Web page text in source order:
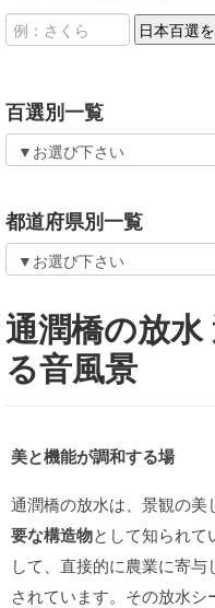
百選別一覧
都道府県別一覧
通潤橋の放
る音風景
美と機能が調和する場
通潤橋の放水は、景観の美
要な構造物として知られて
して、直接的に農業に寄
されています。その放水